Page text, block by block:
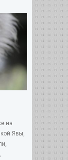
на
Явы,